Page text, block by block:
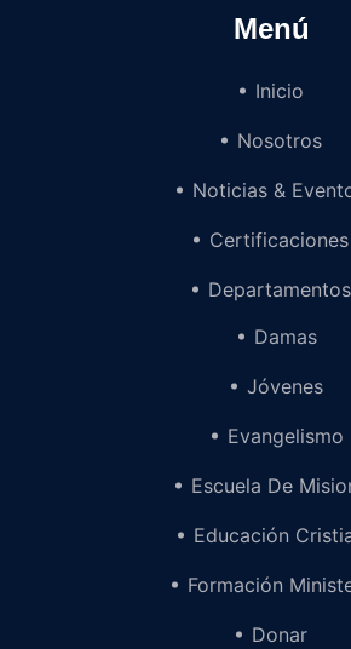
Menú
Inicio
Nosotros
Noticias &
Certificaciones
Departamentos
Damas
Jóvenes
Evangelismo
Escuela De
Educación
Formación
Donar